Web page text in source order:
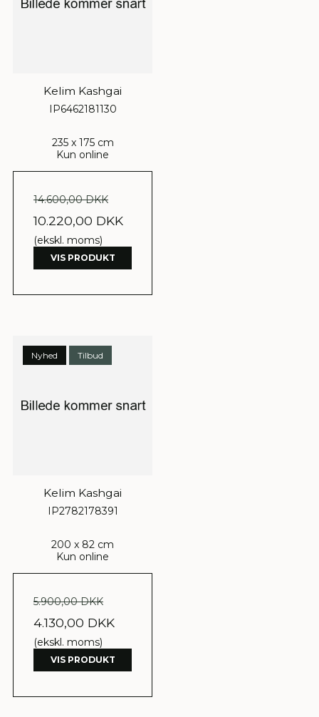
Kelim Kashgai
IP6462181130
235 x 175 cm
Kun online
14.600,00 DKK
10.220,00 DKK
(ekskl. moms)
VIS PRODUKT
Nyhed Tilbud
Kelim Kashgai
IP2782178391
200 x 82 cm
Kun online
5.900,00 DKK
4.130,00 DKK
(ekskl. moms)
VIS PRODUKT